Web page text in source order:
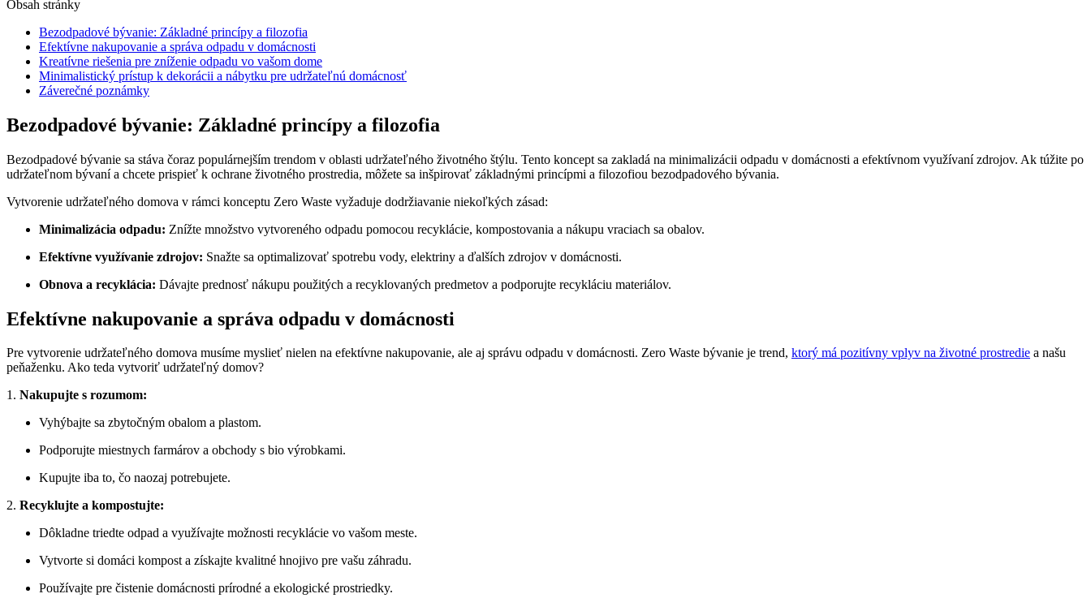
Obsah stránky
Bezodpadové bývanie: Základné princípy a filozofia
Efektívne nakupovanie a správa odpadu v domácnosti
Kreatívne riešenia pre zníženie odpadu vo vašom dome
Minimalistický prístup k dekorácii a nábytku pre udržateľnú domácnosť
Záverečné poznámky
Bezodpadové bývanie: Základné princípy a filozofia
Bezodpadové bývanie sa stáva čoraz populárnejším trendom v oblasti udržateľného životného štýlu. Tento koncept sa zakladá na minimalizácii odpadu v domácnosti a efektívnom využívaní zdrojov. Ak túžite po
udržateľnom bývaní a chcete prispieť k ochrane životného prostredia, môžete sa inšpirovať základnými princípmi a filozofiou bezodpadového bývania.
Vytvorenie udržateľného domova v rámci konceptu Zero Waste vyžaduje dodržiavanie niekoľkých zásad:
Minimalizácia odpadu: Znížte množstvo vytvoreného odpadu pomocou recyklácie, kompostovania a nákupu vraciach sa obalov.
Efektívne využívanie zdrojov: Snažte sa optimalizovať spotrebu vody, elektriny a ďalších zdrojov v domácnosti.
Obnova a recyklácia: Dávajte prednosť nákupu použitých a recyklovaných predmetov a podporujte recykláciu materiálov.
Efektívne nakupovanie a správa odpadu v domácnosti
Pre vytvorenie udržateľného domova musíme myslieť nielen na efektívne nakupovanie, ale aj správu odpadu v domácnosti. Zero Waste bývanie je trend, ktorý má pozitívny vplyv na životné prostredie a našu
peňaženku. Ako teda vytvoriť udržateľný domov?
1. Nakupujte s rozumom:
Vyhýbajte sa zbytočným obalom a plastom.
Podporujte miestnych farmárov a obchody s bio výrobkami.
Kupujte iba to, čo naozaj potrebujete.
2. Recyklujte a kompostujte:
Dôkladne triedte odpad a využívajte možnosti recyklácie vo vašom meste.
Vytvorte si domáci kompost a získajte kvalitné hnojivo pre vašu záhradu.
Používajte pre čistenie domácnosti prírodné a ekologické prostriedky.